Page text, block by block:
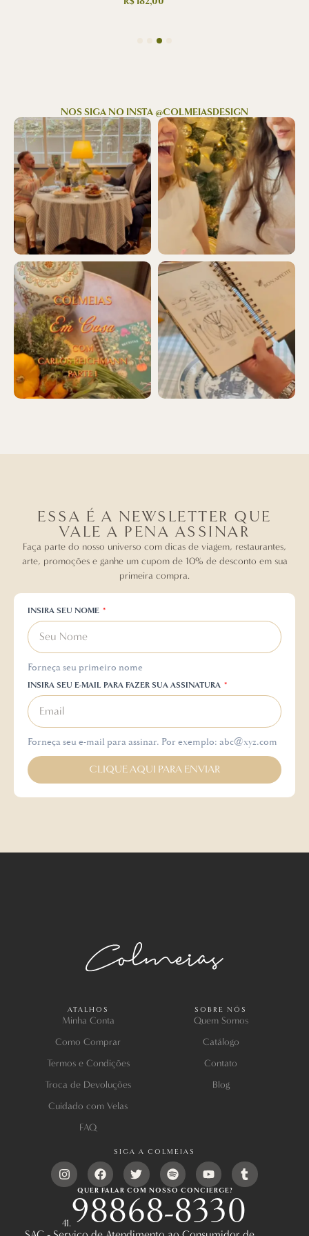
NOS SIGA NO INSTA @COLMEIASDESIGN
ESSA É A NEWSLETTER QUE
VALE A PENA ASSINAR
Faça parte do nosso universo com dicas de viagem, restaurantes,
arte, promoções e ganhe um cupom de 10% de desconto em sua
primeira compra.
INSIRA SEU NOME
Forneça seu primeiro nome
INSIRA SEU E-MAIL PARA FAZER SUA ASSINATURA
Forneça seu e-mail para assinar. Por exemplo: abc@xyz.com
CLIQUE AQUI PARA ENVIAR
SOBRE NÓS
Quem Somos
Catálogo
Contato
Blog
ATALHOS
Minha Conta
Como Comprar
Termos e Condições
Troca de Devoluções
Cuidado com Velas
FAQ
QUER FALAR COM NOSSO CONCIERGE?
41.98868-8330
SIGA A COLMEIAS